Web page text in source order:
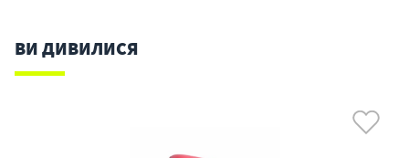
ВИ ДИВИЛИСЯ